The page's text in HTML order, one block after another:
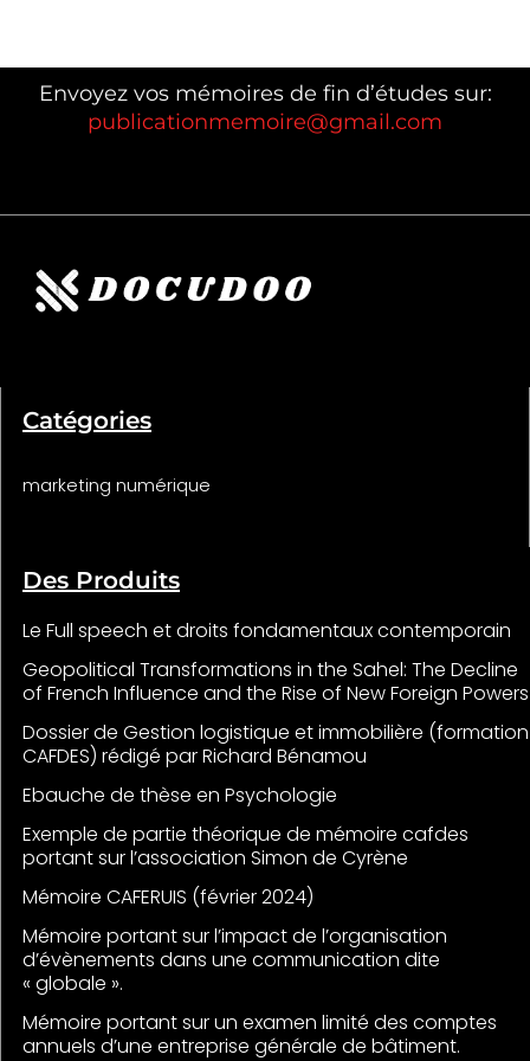
Envoyez vos mémoires de fin d’études sur:
publicationmemoire@gmail.com
Catégories
marketing numérique
Des Produits
Le Full speech et droits fondamentaux contemporain
Geopolitical Transformations in the Sahel: The Decline
of French Influence and the Rise of New Foreign Powers
Dossier de Gestion logistique et immobilière (formation
CAFDES) rédigé par Richard Bénamou
Ebauche de thèse en Psychologie
Exemple de partie théorique de mémoire cafdes
portant sur l’association Simon de Cyrène
Mémoire CAFERUIS (février 2024)
Mémoire portant sur l’impact de l’organisation
d’évènements dans une communication dite
« globale ».
Mémoire portant sur un examen limité des comptes
annuels d’une entreprise générale de bâtiment.